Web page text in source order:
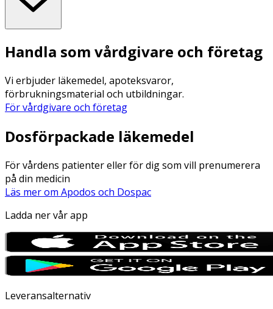
Handla som vårdgivare och företag
Vi erbjuder läkemedel, apoteksvaror,
förbrukningsmaterial och utbildningar.
För vårdgivare och företag
Dosförpackade läkemedel
För vårdens patienter eller för dig som vill prenumerera
på din medicin
Läs mer om Apodos och Dospac
Ladda ner vår app
Leveransalternativ